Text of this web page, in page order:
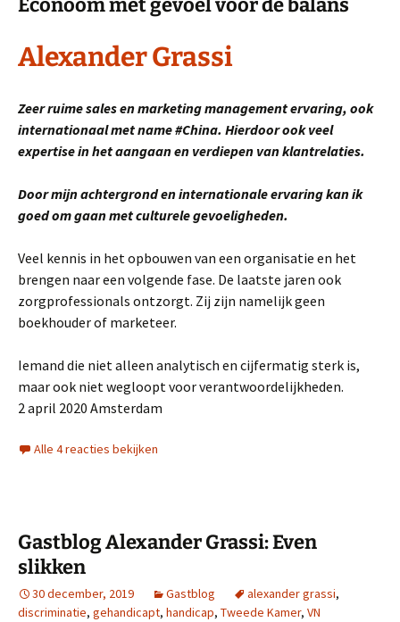
Econoom met gevoel voor de balans
Alexander Grassi
Zeer ruime sales en marketing management ervaring, ook
internationaal met name #China. Hierdoor ook veel
expertise in het aangaan en verdiepen van klantrelaties.
Door mijn achtergrond en internationale ervaring kan ik
goed om gaan met culturele gevoeligheden.
Veel kennis in het opbouwen van een organisatie en het
brengen naar een volgende fase. De laatste jaren ook
zorgprofessionals ontzorgt. Zij zijn namelijk geen
boekhouder of marketeer.
Iemand die niet alleen analytisch en cijfermatig sterk is,
maar ook niet wegloopt voor verantwoordelijkheden.
2 april 2020 Amsterdam
Alle 4 reacties bekijken
Gastblog Alexander Grassi: Even
slikken
30 december, 2019 Gastblog alexander grassi,
discriminatie, gehandicapt, handicap, Tweede Kamer, VN